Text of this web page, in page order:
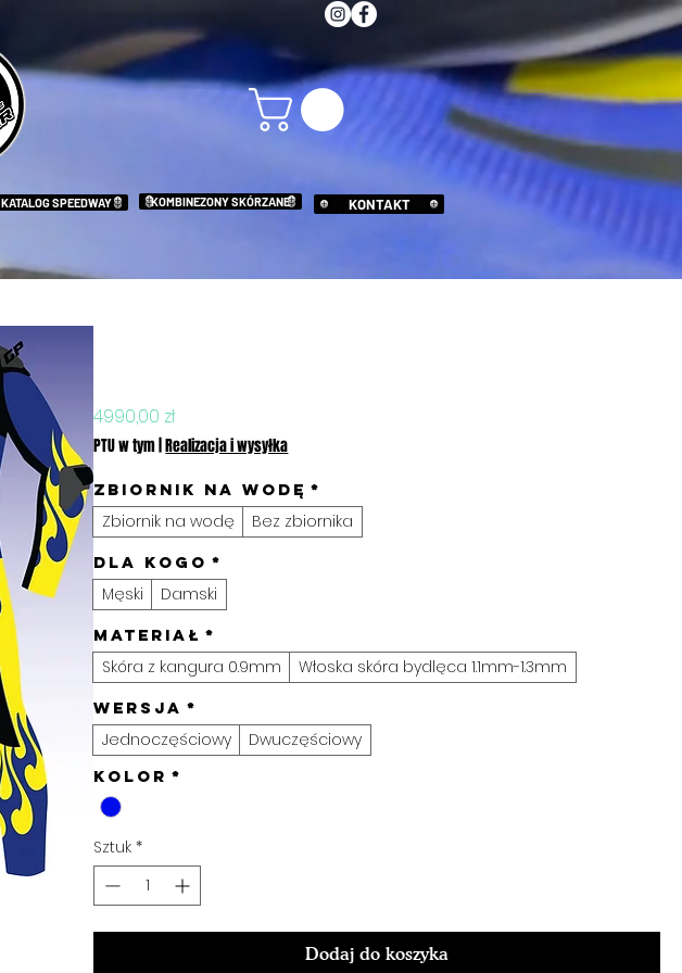
KATALOG SPEEDWAY KONTAKT
KOMBINEZONY SKÓRZANE
4990,00 złCena
PTU w tym|Realizacja i wysyłka
Zbiornik na wodę *
Zbiornik na wodę Bez zbiornika
Dla kogo *
Męski Damski
Materiał *
Skóra z kangura 0.9mm Włoska skóra bydlęca 1.1mm-1.3mm
WERSJA *
Jednoczęściowy Dwuczęściowy
Kolor *
Sztuk *
Dodaj do koszyka